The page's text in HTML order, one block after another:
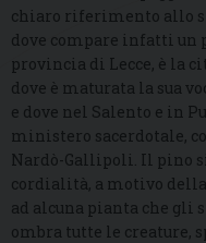
chiaro riferimento allo
dove compare infatti
provincia di Lecce, è la
dove è maturata la sua
e dove nel Salento e in
ministero sacerdotale,
Nardò-Gallipoli. Il pino
cordialità, a motivo
ad alcuna pianta che gli
ombra tutte le creature,